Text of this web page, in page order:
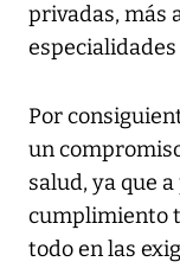
privadas, más
Por
un
salud, ya que
cumplimiento
todo en las